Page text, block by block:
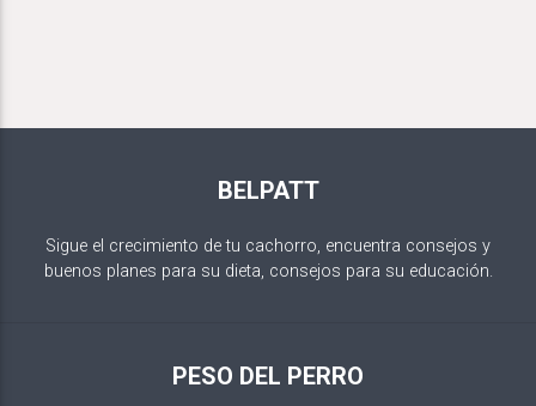
BELPATT
Sigue el crecimiento de tu cachorro, encuentra consejos y
buenos planes para su dieta, consejos para su educación.
PESO DEL PERRO